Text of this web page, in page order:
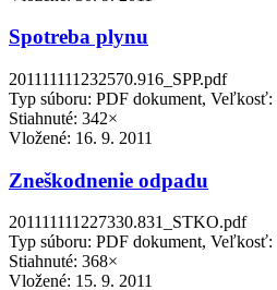
Spotreba plynu
201111111232570.916_SPP.pdf
Typ súboru: PDF dokument, Veľkosť:
Stiahnuté: 342×
Vložené: 16. 9. 2011
Zneškodnenie odpadu
201111111227330.831_STKO.pdf
Typ súboru: PDF dokument, Veľkosť:
Stiahnuté: 368×
Vložené: 15. 9. 2011